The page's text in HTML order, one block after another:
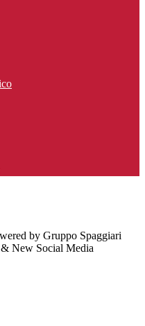
by Gruppo Spaggiari
New Social Media